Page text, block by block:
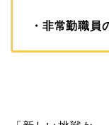
・非常勤職員